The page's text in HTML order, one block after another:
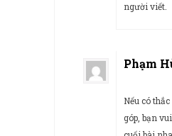
người viết.
Phạm
Nếu có
góp, bạn